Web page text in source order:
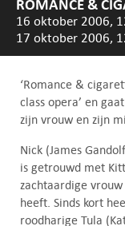
ROMANCE &
16 oktober 2006,
17 oktober 2006,
‘Romance &
class opera’ en
zijn vrouw en zijn
Nick (James
is getrouwd met
zachtaardige
heeft. Sinds kort
roodharige Tula